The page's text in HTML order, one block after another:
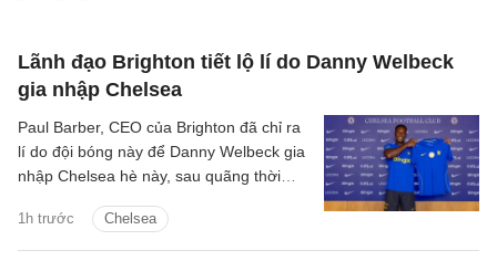
Lãnh đạo Brighton tiết lộ lí do Danny Welbeck
gia nhập Chelsea
1h trước Chelsea
Paul Barber, CEO của Brighton đã chỉ ra
lí do đội bóng này để Danny Welbeck gia
nhập Chelsea hè này, sau quãng thời